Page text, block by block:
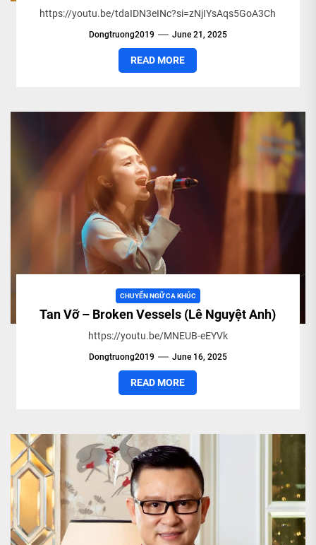
https://youtu.be/tdaIDN3eINc?si=zNjIYsAqs5GoA3Ch
Dongtruong2019 June 21, 2025
READ MORE
CHUYỂN NGỮ CA KHÚC
Tan Vỡ – Broken Vessels (Lê Nguyệt Anh)
https://youtu.be/MNEUB-eEYVk
Dongtruong2019 June 16, 2025
READ MORE